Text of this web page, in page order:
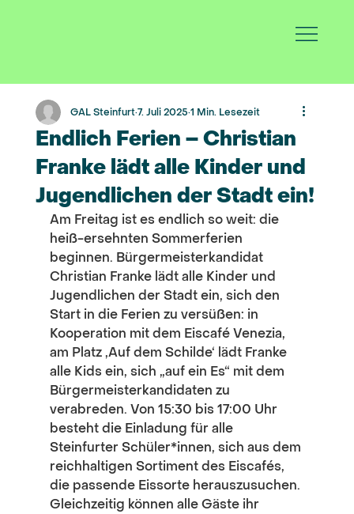
Endlich Ferien – Christian
Franke lädt alle Kinder und
Jugendlichen der Stadt ein!
GAL Steinfurt 7. Juli 2025 1 Min. Lesezeit
Am Freitag ist es endlich so weit: die
heiß-ersehnten Sommerferien
beginnen. Bürgermeisterkandidat
Christian Franke lädt alle Kinder und
Jugendlichen der Stadt ein, sich den
Start in die Ferien zu versüßen: in
Kooperation mit dem Eiscafé Venezia,
am Platz ‚Auf dem Schilde‘ lädt Franke
alle Kids ein, sich „auf ein Es“ mit dem
Bürgermeisterkandidaten zu
verabreden. Von 15:30 bis 17:00 Uhr
besteht die Einladung für alle
Steinfurter Schüler*innen, sich aus dem
reichhaltigen Sortiment des Eiscafés,
die passende Eissorte herauszusuchen.
Gleichzeitig können alle Gäste ihr